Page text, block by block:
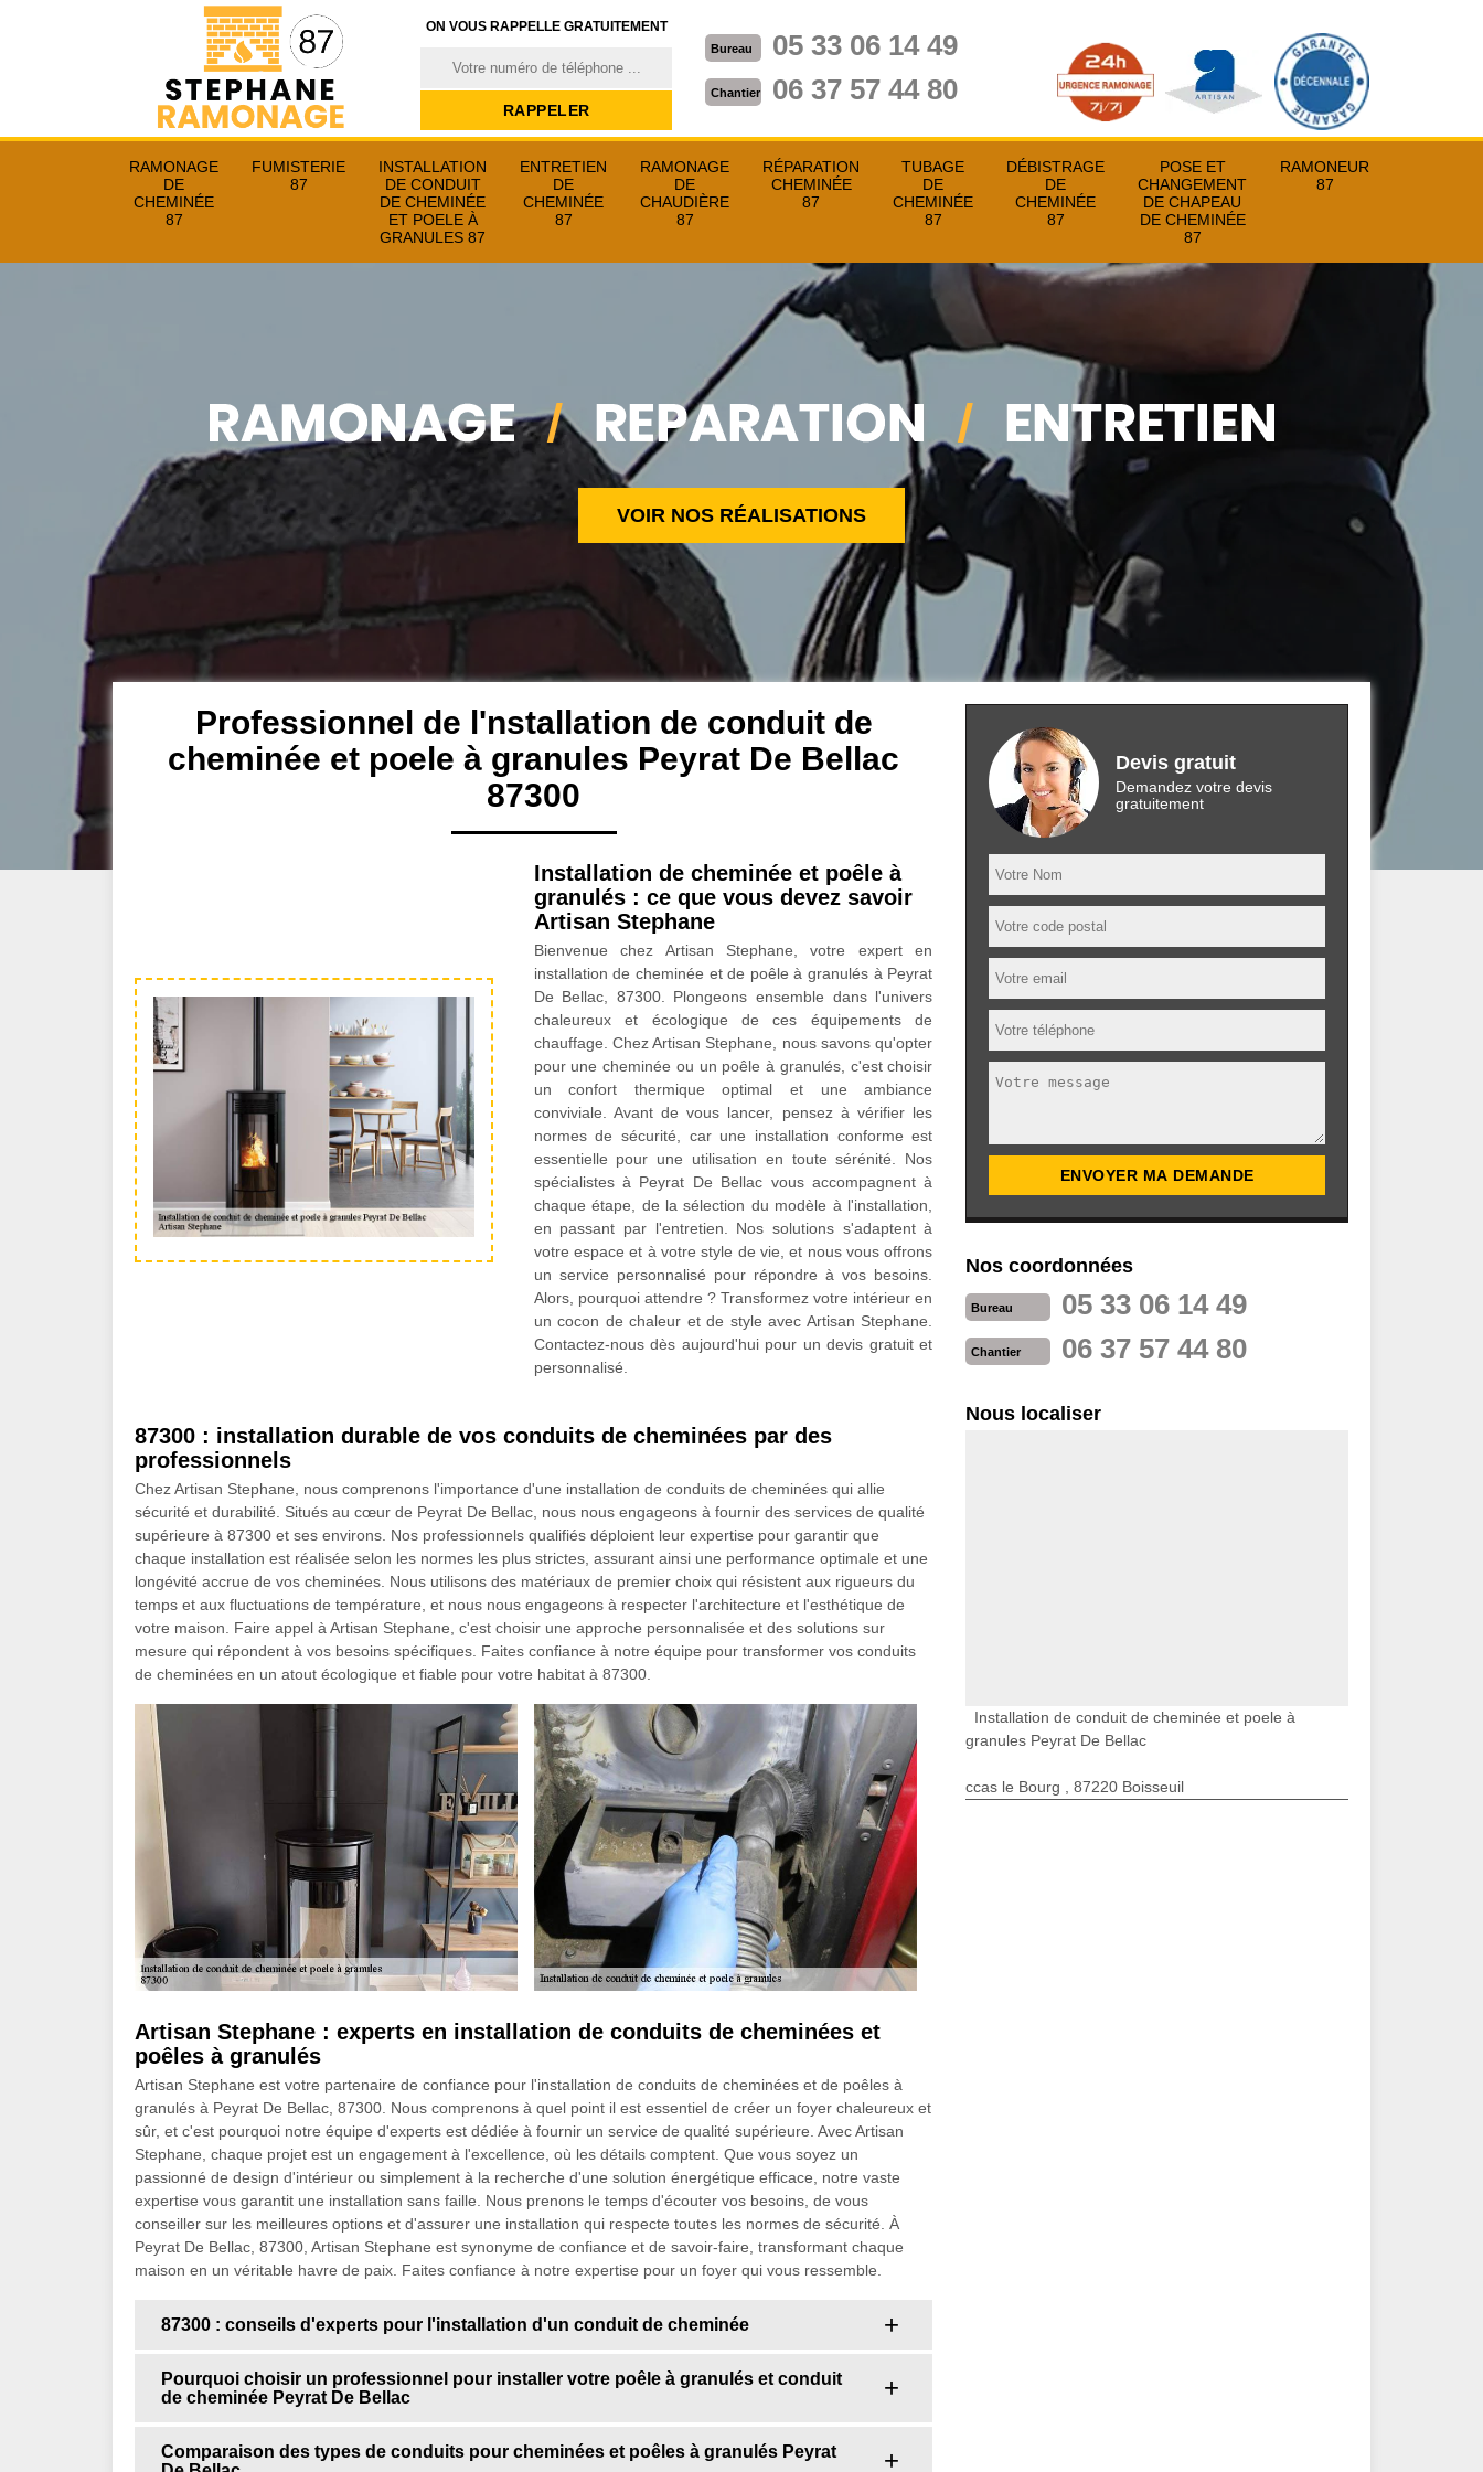
ON VOUS RAPPELLE GRATUITEMENT
Bureau 05 33 06 14 49
Chantier 06 37 57 44 80
RAMONAGE
DE
CHEMINÉE
87
FUMISTERIE
87
INSTALLATION
DE CONDUIT
DE CHEMINÉE
ET POELE À
GRANULES 87
ENTRETIEN
DE
CHEMINÉE
87
RAMONAGE
DE
CHAUDIÈRE
87
RÉPARATION
CHEMINÉE
87
TUBAGE
DE
CHEMINÉE
87
DÉBISTRAGE
DE
CHEMINÉE
87
POSE ET
CHANGEMENT
DE CHAPEAU
DE CHEMINÉE
87
RAMONEUR
87
VOIR NOS RÉALISATIONS
Professionnel de l'nstallation de conduit de
cheminée et poele à granules Peyrat De Bellac
87300
Installation de cheminée et poêle à
granulés : ce que vous devez savoir
Artisan Stephane
Bienvenue chez Artisan Stephane, votre expert en
installation de cheminée et de poêle à granulés à Peyrat
De Bellac, 87300. Plongeons ensemble dans l'univers
chaleureux et écologique de ces équipements de
chauffage. Chez Artisan Stephane, nous savons qu'opter
pour une cheminée ou un poêle à granulés, c'est choisir
un confort thermique optimal et une ambiance
conviviale. Avant de vous lancer, pensez à vérifier les
normes de sécurité, car une installation conforme est
essentielle pour une utilisation en toute sérénité. Nos
spécialistes à Peyrat De Bellac vous accompagnent à
chaque étape, de la sélection du modèle à l'installation,
en passant par l'entretien. Nos solutions s'adaptent à
votre espace et à votre style de vie, et nous vous offrons
un service personnalisé pour répondre à vos besoins.
Alors, pourquoi attendre ? Transformez votre intérieur en
un cocon de chaleur et de style avec Artisan Stephane.
Contactez-nous dès aujourd'hui pour un devis gratuit et
personnalisé.
87300 : installation durable de vos conduits de cheminées par des
professionnels
Chez Artisan Stephane, nous comprenons l'importance d'une installation de conduits de cheminées qui allie
sécurité et durabilité. Situés au cœur de Peyrat De Bellac, nous nous engageons à fournir des services de qualité
supérieure à 87300 et ses environs. Nos professionnels qualifiés déploient leur expertise pour garantir que
chaque installation est réalisée selon les normes les plus strictes, assurant ainsi une performance optimale et une
longévité accrue de vos cheminées. Nous utilisons des matériaux de premier choix qui résistent aux rigueurs du
temps et aux fluctuations de température, et nous nous engageons à respecter l'architecture et l'esthétique de
votre maison. Faire appel à Artisan Stephane, c'est choisir une approche personnalisée et des solutions sur
mesure qui répondent à vos besoins spécifiques. Faites confiance à notre équipe pour transformer vos conduits
de cheminées en un atout écologique et fiable pour votre habitat à 87300.
Artisan Stephane : experts en installation de conduits de cheminées et
poêles à granulés
Artisan Stephane est votre partenaire de confiance pour l'installation de conduits de cheminées et de poêles à
granulés à Peyrat De Bellac, 87300. Nous comprenons à quel point il est essentiel de créer un foyer chaleureux et
sûr, et c'est pourquoi notre équipe d'experts est dédiée à fournir un service de qualité supérieure. Avec Artisan
Stephane, chaque projet est un engagement à l'excellence, où les détails comptent. Que vous soyez un
passionné de design d'intérieur ou simplement à la recherche d'une solution énergétique efficace, notre vaste
expertise vous garantit une installation sans faille. Nous prenons le temps d'écouter vos besoins, de vous
conseiller sur les meilleures options et d'assurer une installation qui respecte toutes les normes de sécurité. À
Peyrat De Bellac, 87300, Artisan Stephane est synonyme de confiance et de savoir-faire, transformant chaque
maison en un véritable havre de paix. Faites confiance à notre expertise pour un foyer qui vous ressemble.
87300 : conseils d'experts pour l'installation d'un conduit de cheminée
Pourquoi choisir un professionnel pour installer votre poêle à granulés et conduit
de cheminée Peyrat De Bellac
Comparaison des types de conduits pour cheminées et poêles à granulés Peyrat
Devis gratuit
Demandez votre devis
gratuitement
Nos coordonnées
Bureau 05 33 06 14 49
Chantier 06 37 57 44 80
Nous localiser
Installation de conduit de cheminée et poele à
granules Peyrat De Bellac
ccas le Bourg , 87220 Boisseuil